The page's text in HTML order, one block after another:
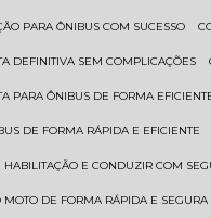
PARA ÔNIBUS COM SUCESSO
DEFINITIVA SEM COMPLICAÇÕES
PARA ÔNIBUS DE FORMA
DE FORMA RÁPIDA E EFICIENTE
HABILITAÇÃO E CONDUZIR COM
MOTO DE FORMA RÁPIDA E SEGURA